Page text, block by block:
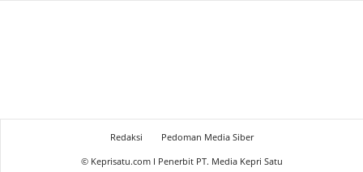
Redaksi
Pedoman Media Siber
© Keprisatu.com I Penerbit PT. Media Kepri Satu